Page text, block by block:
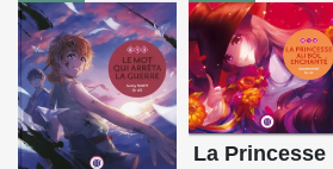
La Princesse